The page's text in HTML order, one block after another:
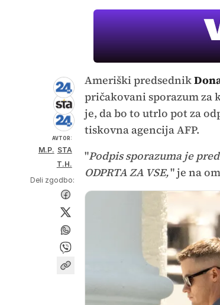
AVTOR:
M.P. STA
T.H.
Deli zgodbo:
Ameriški predsednik
pričakovani sporazum za
je, da bo to utrlo pot za
tiskovna agencija AFP.
"Podpis sporazuma je
ODPRTA ZA VSE," je na